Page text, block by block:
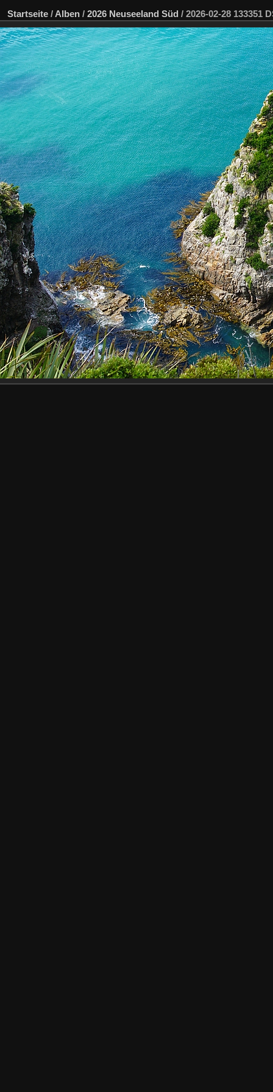
Startseite / Alben / 2026 Neuseeland Süd / 2026-02-28 133351